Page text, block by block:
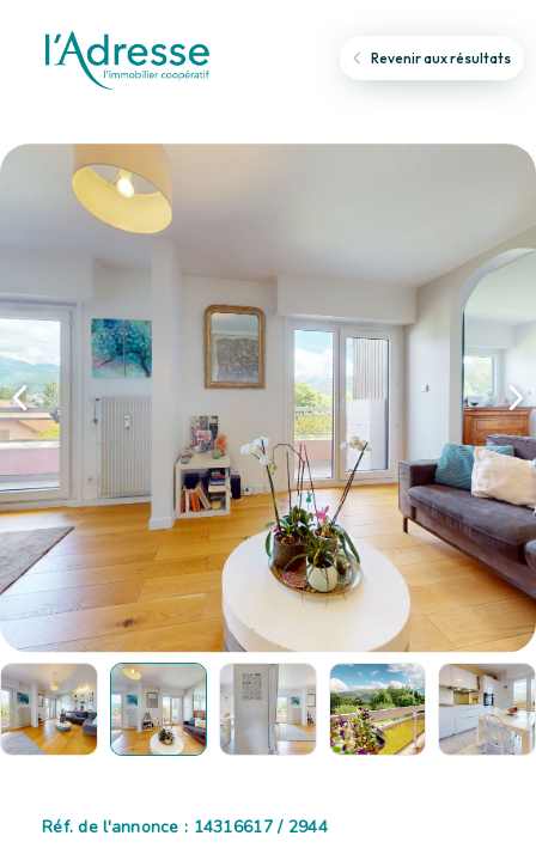
Revenir aux résultats
Réf. de l'annonce : 14316617 / 2944